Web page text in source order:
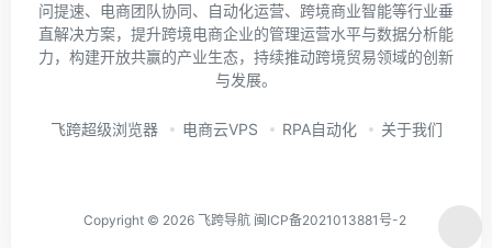
问提速、电商团队协同、自动化运营、跨境商业智能等行业垂
直解决方案，提升跨境电商企业的管理运营水平与数据分析能
力，构建开放共赢的产业生态，持续推动跨境贸易领域的创新
与发展。
飞跨超级浏览器 电商云VPS RPA自动化 关于我们
Copyright © 2026 飞跨导航 闽ICP备2021013881号-2